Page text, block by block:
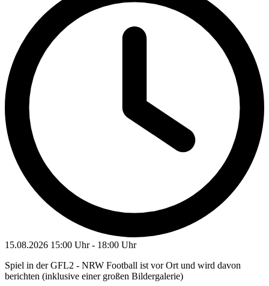
15.08.2026 15:00 Uhr - 18:00 Uhr
Spiel in der GFL2 - NRW Football ist vor Ort und wird davon
berichten (inklusive einer großen Bildergalerie)